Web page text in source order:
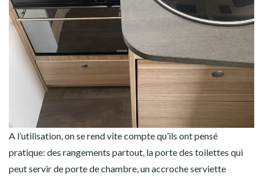
A l’utilisation, on se rend vite compte qu’ils ont pensé
pratique: des rangements partout, la porte des toilettes qui
peut servir de porte de chambre, un accroche serviette